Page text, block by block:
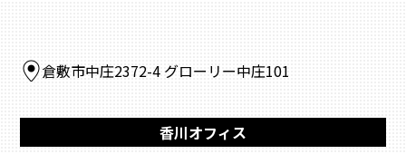
倉敷市中庄2372-4 グローリー中庄101
香川オフィス